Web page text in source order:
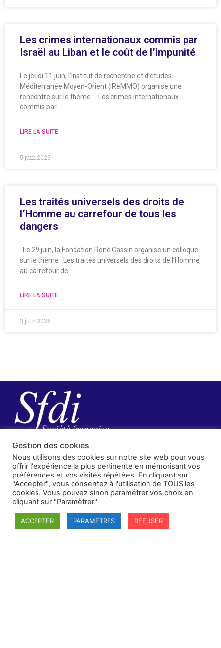
Les crimes internationaux commis par
Israël au Liban et le coût de l’impunité
Le jeudi 11 juin, l’Institut de recherche et d’études
Méditerranée Moyen-Orient (iReMMO) organise une
rencontre sur le thème : Les crimes internationaux
commis par
LIRE LA SUITE
5 juin 2026
Les traités universels des droits de
l’Homme au carrefour de tous les
dangers
Le 29 juin, la Fondation René Cassin organise un colloque
sur le thème : Les traités universels des droits de l’Homme
au carrefour de
LIRE LA SUITE
3 juin 2026
SFDI
Société francaise pour le Droit International
Université Robert Schuman
Gestion des cookies
Nous utilisons des cookies sur notre site web pour vous
offrir l'expérience la plus pertinente en mémorisant vos
préférences et vos visites répétées. En cliquant sur
"Accepter", vous consentez à l'utilisation de TOUS les
cookies. Vous pouvez sinon paramétrer vos choix en
cliquant sur "Paramètrer"
ACCEPTER PARAMETRES REFUSER